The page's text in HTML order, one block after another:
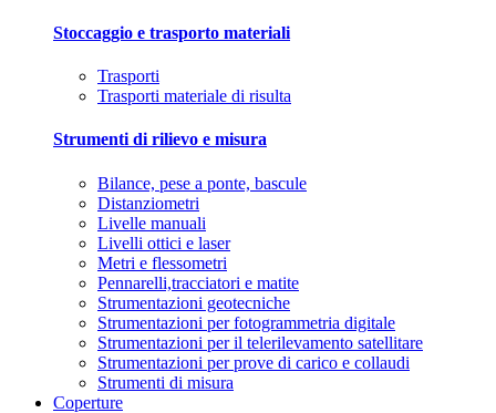
Stoccaggio e trasporto materiali
Trasporti
Trasporti materiale di risulta
Strumenti di rilievo e misura
Bilance, pese a ponte, bascule
Distanziometri
Livelle manuali
Livelli ottici e laser
Metri e flessometri
Pennarelli,tracciatori e matite
Strumentazioni geotecniche
Strumentazioni per fotogrammetria digitale
Strumentazioni per il telerilevamento satellitare
Strumentazioni per prove di carico e collaudi
Strumenti di misura
Coperture